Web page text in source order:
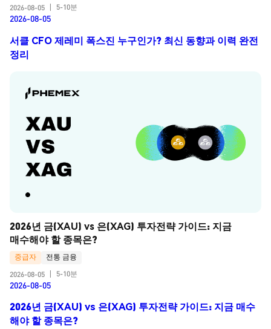
2026-08-05
5-10분
2026-08-05
서클 CFO 제레미 폭스진 누구인가? 최신 동향과 이력 완전
정리
2026년 금(XAU) vs 은(XAG) 투자전략 가이드: 지금
매수해야 할 종목은?
중급자
전통 금융
2026-08-05
5-10분
2026-08-05
2026년 금(XAU) vs 은(XAG) 투자전략 가이드: 지금 매수
해야 할 종목은?